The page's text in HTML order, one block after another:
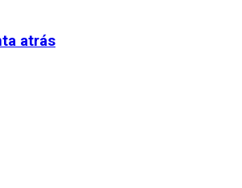
atrás